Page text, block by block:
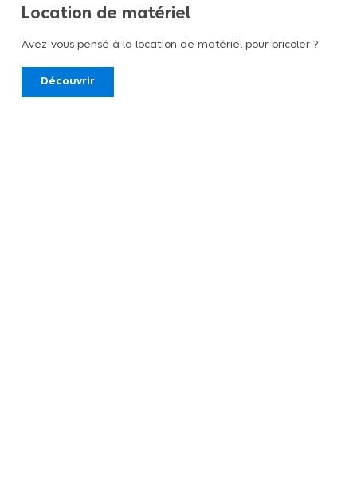
Location de matériel
Avez-vous pensé à la location de matériel pour bricoler ?
Découvrir